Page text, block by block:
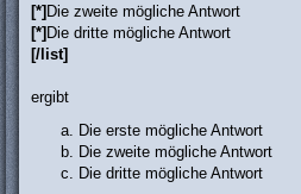
[*]Die zweite mögliche Antwort
[*]Die dritte mögliche Antwort
[/list]
ergibt
Die erste mögliche Antwort
Die zweite mögliche Antwort
Die dritte mögliche Antwort